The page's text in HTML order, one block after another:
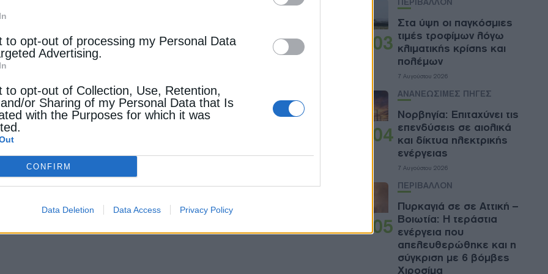
to opt-out of processing my Personal Data
Advertising.
to opt-out of Collection, Use, Retention,
or Sharing of my Personal Data that Is
with the Purposes for which it was
CONFIRM
Data Deletion Data Access Privacy Policy
π
Aurora Energy Research ,σχολιάζει :
σημαντικότερες ροκλήσεις για την
έσοδα από τις αγορές εξελίσσονται,επενδυτές
developers
,με κυριότερο τη σταδιακή συμπίεση των στις αγορές
ενεργειακού
κινδύνου,όπως ταtolling agreementsκαι τα υβριδικά
διευκολύνοντας
τυξης τωνBESSστην ελληνική αγορά».
03
Στα ύψη οι παγκόσμιες
τιμές τροφίμων λόγω
κλιματικής κρίσης και
πολέμων
7 Αυγούστου 2026
04
ΑΝΑΝΕΩΣΙΜΕΣ ΠΗΓΕΣ
Νορβηγία: Επιταχύνει τις
επενδύσεις σε αιολικά
και δίκτυα ηλεκτρικής
ενέργειας
7 Αυγούστου 2026
05
ΠΕΡΙΒΑΛΛΟΝ
Πυρκαγιά σε σε Αττική –
Βοιωτία: Η τεράστια
ενέργεια που
απελευθερώθηκε και η
σύγκριση με 6 βόμβες
Χιροσίμα